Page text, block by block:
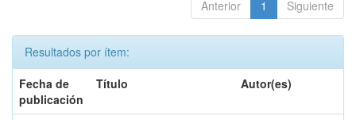
Anterior 1 Siguiente
Resultados por ítem:
Fecha de
publicación
Título Autor(es)